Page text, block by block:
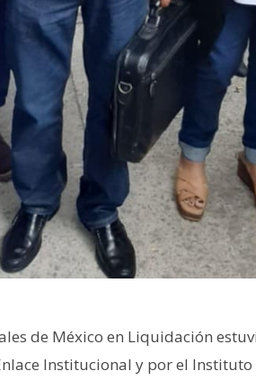
de México en Liquidación
Institucional y por el